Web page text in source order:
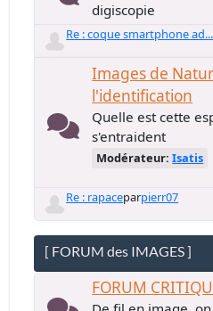
digiscopie
Re : coque smartphone ad...
Images de
l'identification
Quelle est cette
s'entraident
Modérateur:Isatis
Re : rapaceparpierr07
[ FORUM des IMAGES ]
FORUM